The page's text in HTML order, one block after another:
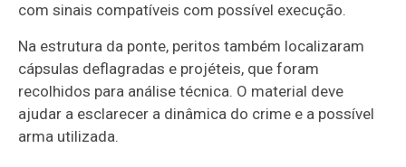
com sinais compatíveis com possível execução.
Na estrutura da ponte, peritos também localizaram
cápsulas deflagradas e projéteis, que foram
recolhidos para análise técnica. O material deve
ajudar a esclarecer a dinâmica do crime e a possível
arma utilizada.